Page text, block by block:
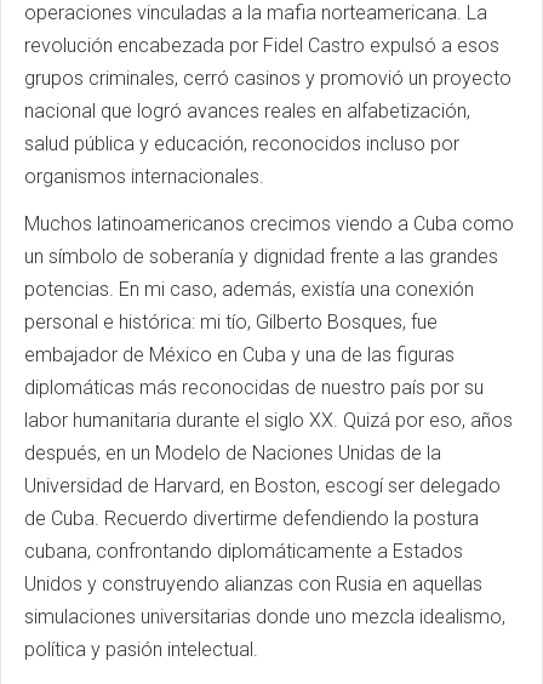
operaciones vinculadas a la mafia norteamericana. La
revolución encabezada por Fidel Castro expulsó a esos
grupos criminales, cerró casinos y promovió un proyecto
nacional que logró avances reales en alfabetización,
salud pública y educación, reconocidos incluso por
organismos internacionales.
Muchos latinoamericanos crecimos viendo a Cuba como
un símbolo de soberanía y dignidad frente a las grandes
potencias. En mi caso, además, existía una conexión
personal e histórica: mi tío, Gilberto Bosques, fue
embajador de México en Cuba y una de las figuras
diplomáticas más reconocidas de nuestro país por su
labor humanitaria durante el siglo XX. Quizá por eso, años
después, en un Modelo de Naciones Unidas de la
Universidad de Harvard, en Boston, escogí ser delegado
de Cuba. Recuerdo divertirme defendiendo la postura
cubana, confrontando diplomáticamente a Estados
Unidos y construyendo alianzas con Rusia en aquellas
simulaciones universitarias donde uno mezcla idealismo,
política y pasión intelectual.